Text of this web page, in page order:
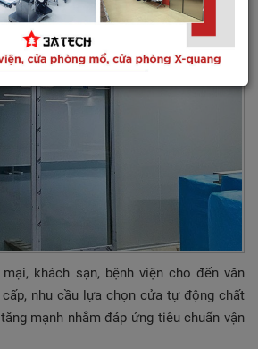
khách sạn, bệnh viện cho đến văn
nhu cầu lựa chọn cửa tự động chất
mạnh nhằm đáp ứng tiêu chuẩn vận